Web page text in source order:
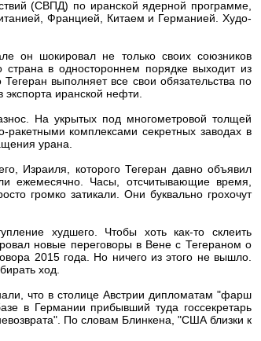
(СВПД) по иранской ядерной программе,
Францией, Китаем и Германией. Худо-
он шокировал не только своих союзников
в одностороннем порядке выходит из
выполняет все свои обязательства по
иранской нефти.
На укрытых под многометровой толщей
комплексами секретных заводах в
урана.
Израиля, которого Тегеран давно объявил
ежемесячно. Часы, отсчитывающие время,
громко затикали. Они буквально грохочут
худшего. Чтобы хоть как-то склеить
новые переговоры в Вене с Тегераном о
2015 года. Но ничего из этого не вышло.
ход.
что в столице Австрии дипломатам "фарш
в Германии прибывший туда госсекретарь
По словам Блинкена, "США близки к